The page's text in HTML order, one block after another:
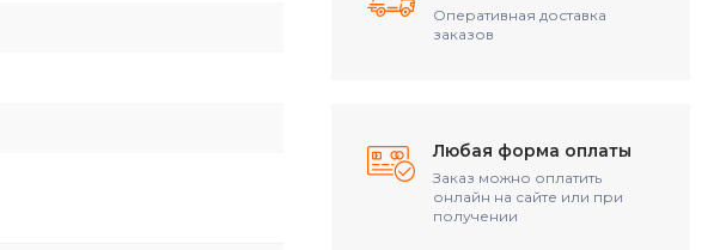
Оперативная доставка
заказов
Любая форма оплаты
Заказ можно оплатить
онлайн на сайте или при
получении